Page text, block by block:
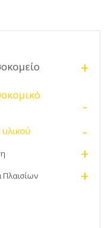
+
-
-
+
Πλαισίων +